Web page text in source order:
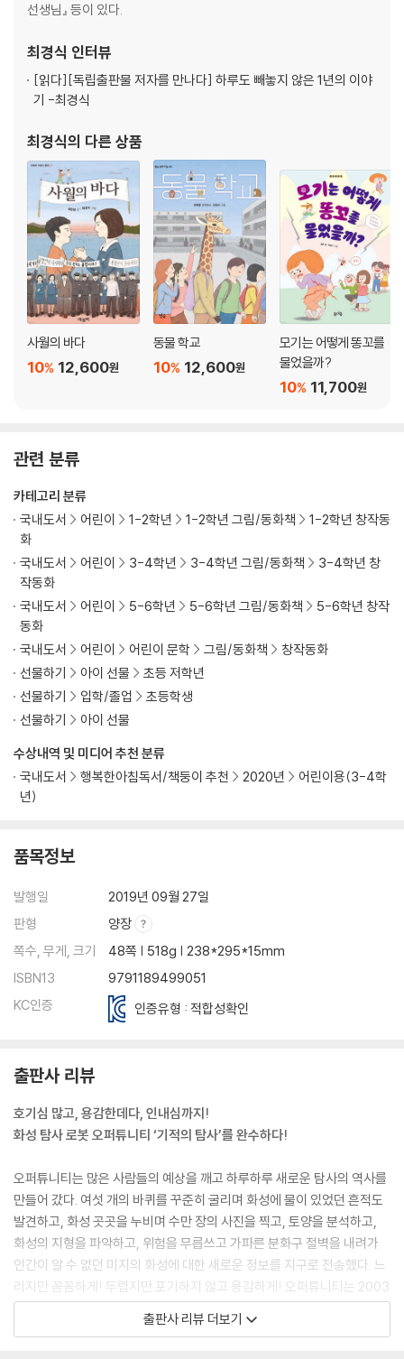
선생님』 등이 있다.
최경식 인터뷰
[읽다][독립출판물 저자를 만나다] 하루도 빼놓지 않은 1년의 이야
기 -최경식
최경식의 다른 상품
사월의 바다
12,600원
10%
동물 학교
12,600원
10%
모기는 어떻게 똥꼬를
물었을까?
11,700원
10%
관련 분류
수상내역 및 미디어 추천 분류
국내도서
행복한아침독서/책둥이 추천 2020년
어린이용(3-4학
년)
카테고리 분류
국내도서
어린이 1-2학년 1-2학년 그림/동화책
1-2학년 창작동
화
국내도서
어린이 3-4학년 3-4학년 그림/동화책
3-4학년 창
작동화
국내도서
어린이 5-6학년 5-6학년 그림/동화책
5-6학년 창작
동화
국내도서
어린이 어린이 문학 그림/동화책
창작동화
선물하기
아이 선물
초등 저학년
선물하기
입학/졸업
초등학생
선물하기
아이 선물
품목정보
발행일
2019년 09월 27일
판형
양장
쪽수, 무게, 크기
48쪽 | 518g | 238*295*15mm
ISBN13
9791189499051
KC인증
인증유형 : 적합성확인
출판사 리뷰
호기심 많고, 용감한데다, 인내심까지!
화성 탐사 로봇 오퍼튜니티 ‘기적의 탐사’를 완수하다!
오퍼튜니티는 많은 사람들의 예상을 깨고 하루하루 새로운 탐사의 역사를
만들어 갔다. 여섯 개의 바퀴를 꾸준히 굴리며 화성에 물이 있었던 흔적도
발견하고, 화성 곳곳을 누비며 수만 장의 사진을 찍고, 토양을 분석하고,
화성의 지형을 파악하고, 위험을 무릅쓰고 가파른 분화구 절벽을 내려가
인간이 알 수 없던 미지의 화성에 대한 새로운 정보를 지구로 전송했다. 느
리지만 꼼꼼하게! 두렵지만 포기하지 않고 용감하게! 오퍼튜니티는 2003
년 2월, 화성을 향해 날아 20019년 2월, ‘인내심의 계곡’에서 잠든 순간까
지 탐험을 멈추지 않았다. 이 책은 탐사 기간 15년, 탐사 거리 45킬로미터,
출판사 리뷰 더보기